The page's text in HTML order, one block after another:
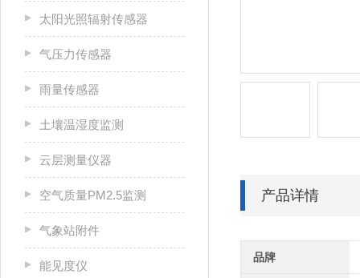
产品详情
品牌
太阳光照辐射传感器
气压力传感器
雨量传感器
土壤温湿度监测
云层测量仪器
空气质量PM2.5监测
气象站附件
能见度仪